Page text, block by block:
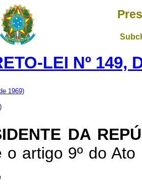
LEI Nº 149,
1969)
DA
o artigo 9º do